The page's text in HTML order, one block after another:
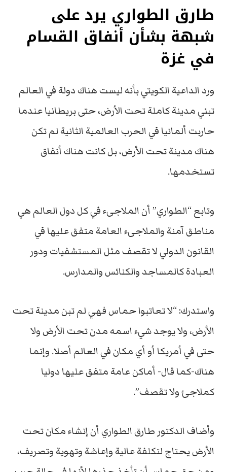
طارق الطواري يرد على
شبهة بشأن أنفاق القسام
في غزة
ورد الداعية الكويتي بأنه ليست هناك دولة في العالم
تبني مدينة كاملة تحت الأرض، حتى بريطانيا عندما
حاربت ألمانيا في الحرب العالمية الثانية لم تكن
هناك مدينة تحت الأرض، بل كانت هناك أنفاق
تستخدمها.
وتابع “الطواري” أن الملاجىء في كل دول العالم هي
مناطق آمنة والملاجىء العامة متفق عليها في
القانون الدولي لا تقصف مثل المستشفيات ودور
العبادة كالمساجد والكنائس والمدارس.
واستدرك: “لا تعاتبوا حماس فهي لم تبن مدينة تحت
الأرض، ولا يوجد شيء اسمه مدن تحت الأرض ولا
حتى في أمريكا أو أي مكان في العالم أصلا. وإنما
هناك-كما قال- أماكن عامة متفق عليها دوليا
كملاجئ ولا تقصف”.
وأضاف الدكتور طارق الطواري أن إنشاء مكان تحت
الأرض يحتاج لتكلفة عالية وإعاشة وتهوية وتصريف،